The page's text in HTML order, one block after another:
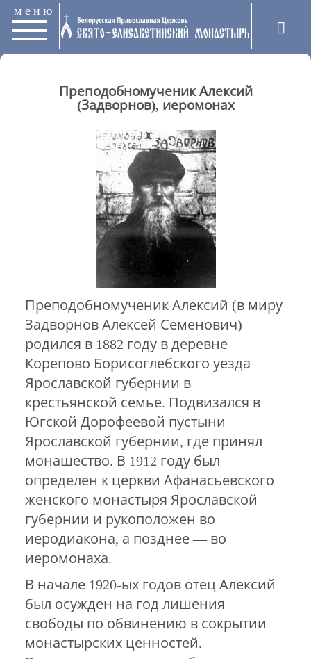
меню
Преподобномученик Алексий
(Задворнов), иеромонах
Преподобномученик Алексий (в миру
Задворнов Алексей Семенович)
родился в 1882 году в деревне
Корепово Борисоглебского уезда
Ярославской губернии в
крестьянской семье. Подвизался в
Югской Дорофеевой пустыни
Ярославской губернии, где принял
монашество. В 1912 году был
определен к церкви Афанасьевского
женского монастыря Ярославской
губернии и рукоположен во
иеродиакона, а позднее — во
иеромонаха.
В начале 1920-ых годов отец Алексий
был осужден на год лишения
свободы по обвинению в сокрытии
монастырских ценностей.